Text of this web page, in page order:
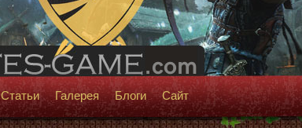
Статьи Галерея Блоги Сайт